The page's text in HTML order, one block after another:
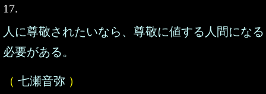
17.
人に尊敬されたいなら、尊敬に値する人間になる
必要がある。
（ 七瀬音弥 ）